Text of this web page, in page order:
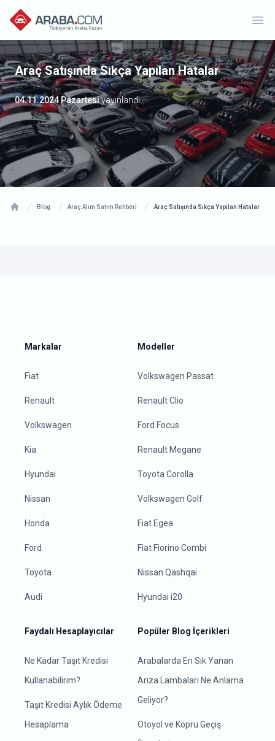
Araç Satışında Sıkça Yapılan Hatalar
04.11.2024 Pazartesiyayınlandı
Blog Araç Alım Satım Rehberi Araç Satışında Sıkça Yapılan Hatalar
Markalar
Fiat
Renault
Volkswagen
Kia
Hyundai
Nissan
Honda
Ford
Toyota
Audi
Modeller
Volkswagen Passat
Renault Clio
Ford Focus
Renault Megane
Toyota Corolla
Volkswagen Golf
Fiat Egea
Fiat Fiorino Combi
Nissan Qashqai
Hyundai i20
Faydalı Hesaplayıcılar
Ne Kadar Taşıt Kredisi
Kullanabilirim?
Taşıt Kredisi Aylık Ödeme
Hesaplama
Popüler Blog İçerikleri
Arabalarda En Sık Yanan
Arıza Lambaları Ne Anlama
Geliyor?
Otoyol ve Köprü Geçiş